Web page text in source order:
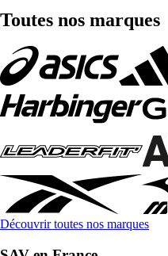
Toutes nos marques
Découvrir toutes nos marques